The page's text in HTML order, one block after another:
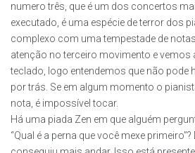
numero três, que é um dos concertos
executado, é uma espécie de terror dos
complexo com uma tempestade de
atenção no terceiro movimento e
teclado, logo entendemos que não pode
por trás. Se em algum momento o
nota, é impossível tocar.
Há uma piada Zen em que alguém
“Qual é a perna que você mexe